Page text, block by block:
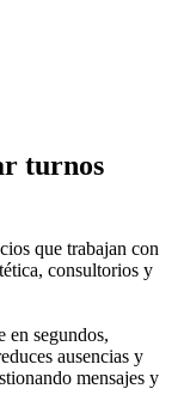
turnos
que trabajan con
consultorios y
en segundos,
ausencias y
mensajes y